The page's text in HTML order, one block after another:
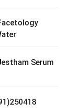
Serum